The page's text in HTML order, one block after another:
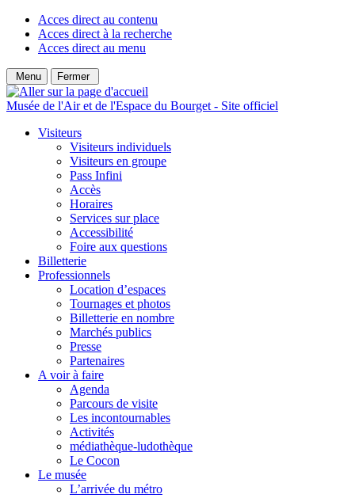
Acces direct au contenu
Acces direct à la recherche
Acces direct au menu
Menu Fermer
Musée de l'Air et de l'Espace du Bourget - Site officiel
Visiteurs
Visiteurs individuels
Visiteurs en groupe
Pass Infini
Accès
Horaires
Services sur place
Accessibilité
Foire aux questions
Billetterie
Professionnels
Location d’espaces
Tournages et photos
Billetterie en nombre
Marchés publics
Presse
Partenaires
A voir à faire
Agenda
Parcours de visite
Les incontournables
Activités
médiathèque-ludothèque
Le Cocon
Le musée
L’arrivée du métro